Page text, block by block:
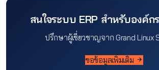
สนใจระบบ ERP สำหรับองค์
ปรึกษาผู้เชี่ยวชาญจาก Grand Linux
ขอข้อมูลเพิ่มเติม